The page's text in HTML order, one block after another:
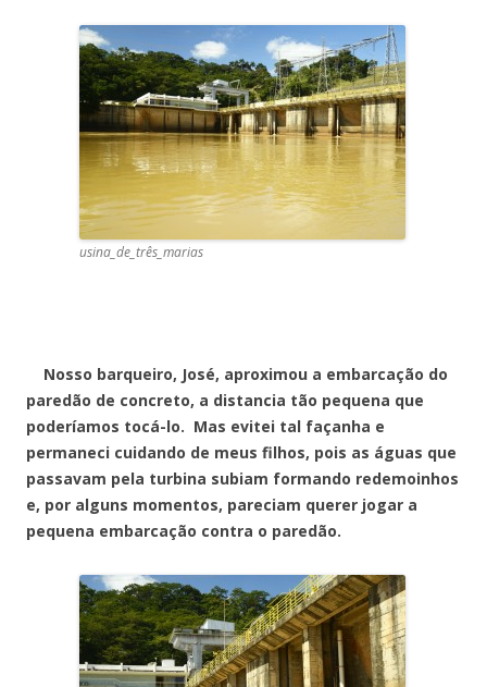
usina_de_três_marias
Nosso barqueiro, José, aproximou a embarcação do
paredão de concreto, a distancia tão pequena que
poderíamos tocá-lo. Mas evitei tal façanha e
permaneci cuidando de meus filhos, pois as águas que
passavam pela turbina subiam formando redemoinhos
e, por alguns momentos, pareciam querer jogar a
pequena embarcação contra o paredão.